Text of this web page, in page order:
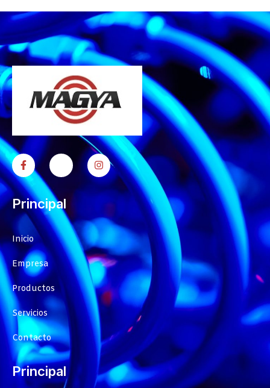
Principal
Inicio
Empresa
Productos
Servicios
Contacto
Principal